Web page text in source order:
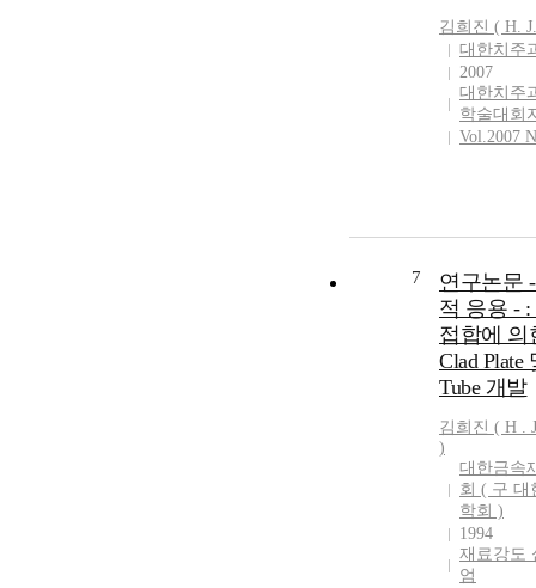
김희진 ( H. J.
대한치주
2007
대한치주
학술대회
Vol.2007
7
연구논문
적 응용 - :
접합에 의
Clad Plate
Tube 개발
김희진 ( H . J
)
대한금속
회 ( 구 대
학회 )
1994
재료강도
엄